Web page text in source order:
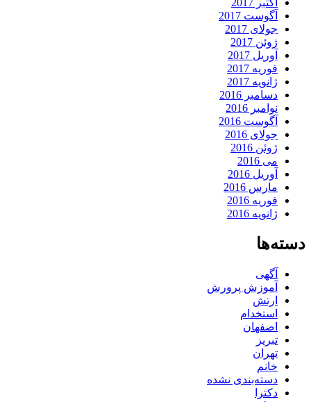
آگوست 2017
جولای 2017
ژوئن 2017
آوریل 2017
فوریه 2017
ژانویه 2017
دسامبر 2016
نوامبر 2016
آگوست 2016
جولای 2016
ژوئن 2016
می 2016
آوریل 2016
مارس 2016
فوریه 2016
ژانویه 2016
دسته‌ها
آگهی
آموزش پرورش
ارتش
استخدام
اصفهان
تبریز
تهران
خانم
دسته‌بندی نشده
دکترا